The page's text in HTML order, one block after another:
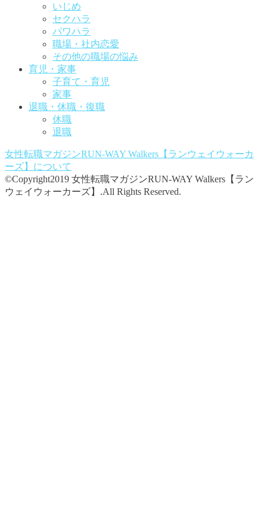
いじめ
セクハラ
パワハラ
職場・社内恋愛
その他の職場の悩み
育児・家事
子育て・育児
家事
退職・休職・復職
休職
退職
女性転職マガジンRUN-WAY Walkers【ランウェイウォーカ
ーズ】 について
©Copyright2019 女性転職マガジンRUN-WAY Walkers【ラン
ウェイウォーカーズ】.All Rights Reserved.